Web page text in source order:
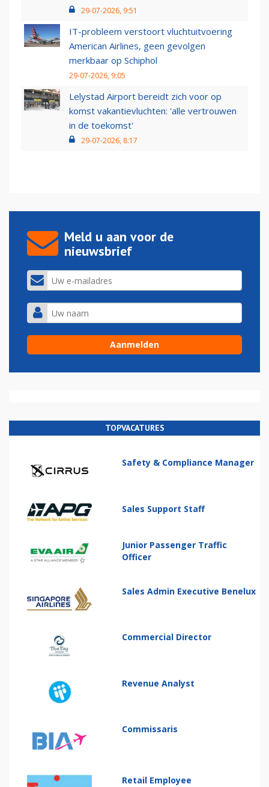
29-07-2026, 9:51
IT-probleem verstoort vluchtuitvoering
American Airlines, geen gevolgen
merkbaar op Schiphol
29-07-2026, 9:05
Lelystad Airport bereidt zich voor op
komst vakantievluchten: 'alle vertrouwen
in de toekomst'
29-07-2026, 8:17
Meld u aan voor de
nieuwsbrief
TOPVACATURES
Safety & Compliance Manager
Sales Support Staff
Junior Passenger Traffic
Officer
Sales Admin Executive Benelux
Commercial Director
Revenue Analyst
Commissaris
Retail Employee